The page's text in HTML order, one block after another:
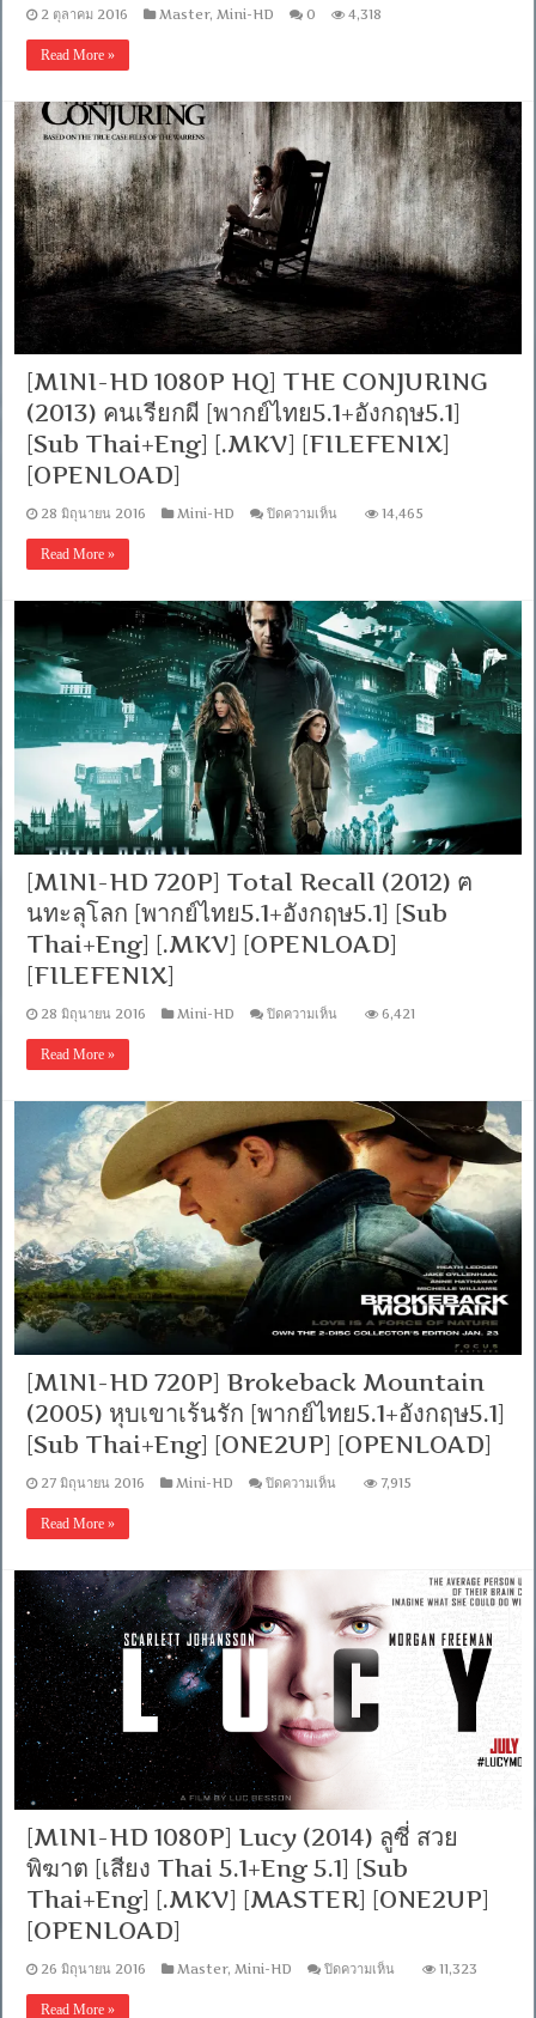
2 ตุลาคม 2016 Master, Mini-HD 0 4,318
Read More »
[MINI-HD 1080P HQ] THE CONJURING
(2013) คนเรียกผี [พากย์ไทย5.1+อังกฤษ5.1]
[Sub Thai+Eng] [.MKV] [FILEFENIX]
[OPENLOAD]
28 มิถุนายน 2016 Mini-HD ปิดความเห็นบน
THE
CONJURING
(2013)
คน
เรียก
ผี
[พากย์
ไทย5.1+อังกฤษ5.1]
[Sub
Thai+Eng]
[.MKV]
[FILEFENIX]
[OPENLOAD]
14,465
Read More »
[MINI-HD 720P] Total Recall (2012) ฅ
นทะลุโลก [พากย์ไทย5.1+อังกฤษ5.1] [Sub
Thai+Eng] [.MKV] [OPENLOAD]
[FILEFENIX]
28 มิถุนายน 2016 Mini-HD ปิดความเห็นบน
Recall
(2012)
ฅ
นทะ
ลุ
โลก
[พากย์
ไทย5.1+อังกฤษ5.1]
[Sub
Thai+Eng]
[.MKV]
[OPENLOAD]
[FILEFENIX]
6,421
Read More »
[MINI-HD 720P] Brokeback Mountain
(2005) หุบเขาเร้นรัก [พากย์ไทย5.1+อังกฤษ5.1]
[Sub Thai+Eng] [ONE2UP] [OPENLOAD]
27 มิถุนายน 2016 Mini-HD ปิดความเห็น
หุบเขา
เร้น
รัก
[พากย์
[Sub
Thai+Eng]
[ONE2UP]
7,915
Read More »
[MINI-HD 1080P] Lucy (2014) ลูซี่ สวย
พิฆาต [เสียง Thai 5.1+Eng 5.1] [Sub
Thai+Eng] [.MKV] [MASTER] [ONE2UP]
[OPENLOAD]
26 มิถุนายน 2016 Master,Mini-HD ปิดความเห็นบน
11,323
Read More »